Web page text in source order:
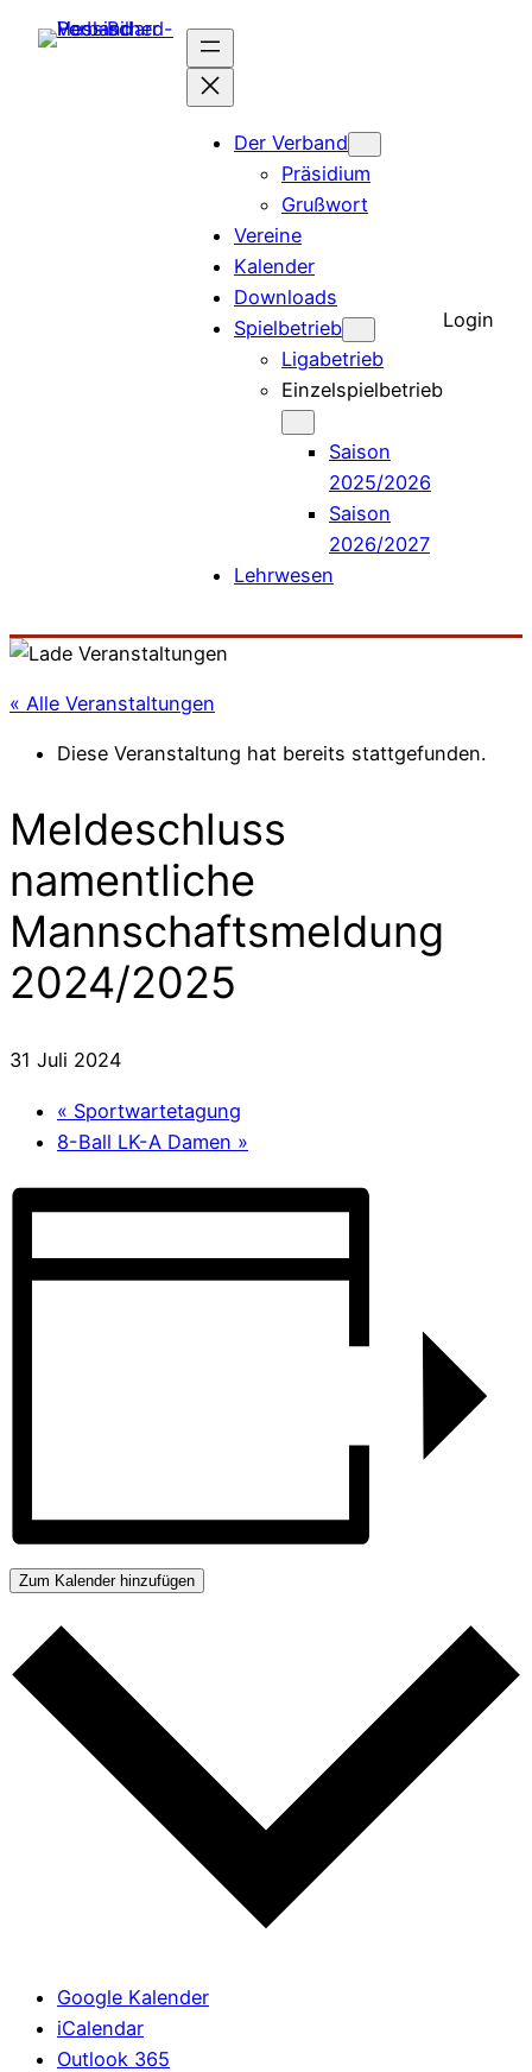
Der Verband
Präsidium
Grußwort
Vereine
Kalender
Downloads
Spielbetrieb
Ligabetrieb
Einzelspielbetrieb
Saison
2025/2026
Saison
2026/2027
Lehrwesen
Login
« Alle Veranstaltungen
Diese Veranstaltung hat bereits stattgefunden.
Meldeschluss
namentliche
Mannschaftsmeldung
2024/2025
31 Juli 2024
« Sportwartetagung
8-Ball LK-A Damen »
Zum Kalender hinzufügen
Google Kalender
iCalendar
Outlook 365